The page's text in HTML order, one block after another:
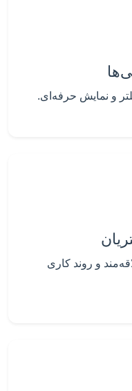
و نمایش حرفه‌ای.
و روند کاری